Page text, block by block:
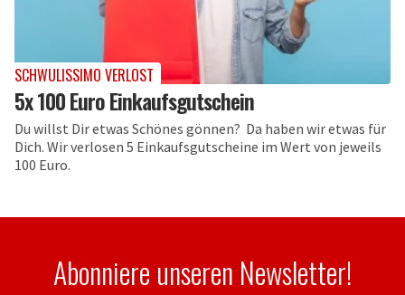
SCHWULISSIMO VERLOST
5x 100 Euro Einkaufsgutschein
Du willst Dir etwas Schönes gönnen? Da haben wir etwas für
Dich. Wir verlosen 5 Einkaufsgutscheine im Wert von jeweils
100 Euro.
Abonniere unseren Newsletter!